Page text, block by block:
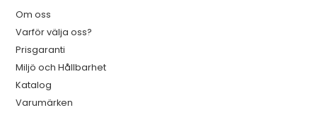
Om oss
Varför välja oss?
Prisgaranti
Miljö och Hållbarhet
Katalog
Varumärken